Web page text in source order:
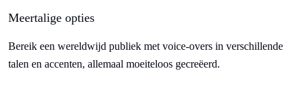
Meertalige opties
Bereik een wereldwijd publiek met voice-overs in verschillende
talen en accenten, allemaal moeiteloos gecreëerd.